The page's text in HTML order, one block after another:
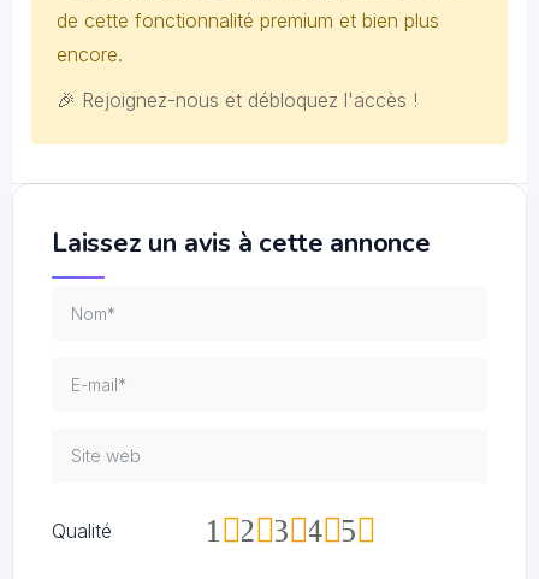
de cette fonctionnalité premium et bien plus
encore.
🎉 Rejoignez-nous et débloquez l'accès !
Laissez un avis à cette annonce
Qualité 5
4
3
2
1